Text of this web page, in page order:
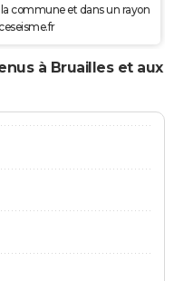
commune et dans un rayon
à Bruailles et aux